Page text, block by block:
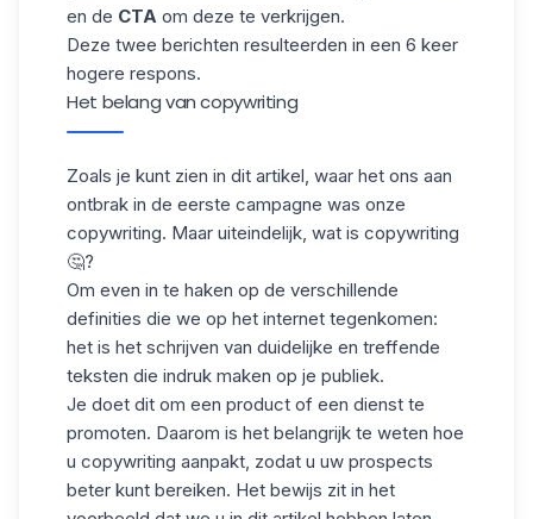
en de CTA om deze te verkrijgen.
Deze twee berichten resulteerden in een 6 keer
hogere respons.
Het belang van copywriting
Zoals je kunt zien in dit artikel, waar het ons aan
ontbrak in de eerste campagne was onze
copywriting. Maar uiteindelijk, wat is copywriting
🤔?
Om even in te haken op de verschillende
definities die we op het internet tegenkomen:
het is het schrijven van duidelijke en treffende
teksten die indruk maken op je publiek.
Je doet dit om een product of een dienst te
promoten. Daarom is het belangrijk te weten hoe
u copywriting aanpakt, zodat u uw prospects
beter kunt bereiken. Het bewijs zit in het